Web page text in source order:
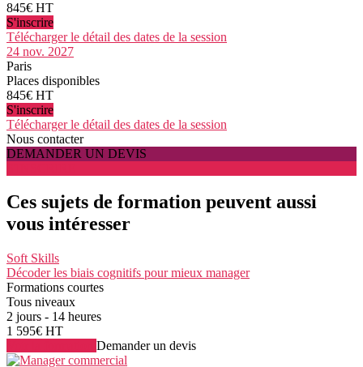
845€ HT
S'inscrire
Télécharger le détail des dates de la session
24 nov. 2027
Paris
Places disponibles
845€ HT
S'inscrire
Télécharger le détail des dates de la session
Nous contacter
DEMANDER UN DEVIS
Ces sujets de formation peuvent aussi
vous intéresser
Soft Skills
Décoder les biais cognitifs pour mieux manager
Formations courtes
Tous niveaux
2 jours - 14 heures
1 595€ HT
Demander un devis